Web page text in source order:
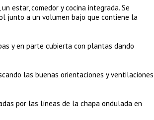
estar, comedor y cocina integrada. Se
junto a un volumen bajo que contiene la
y en parte cubierta con plantas dando
las buenas orientaciones y ventilaciones
por las líneas de la chapa ondulada en